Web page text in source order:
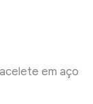
em aço